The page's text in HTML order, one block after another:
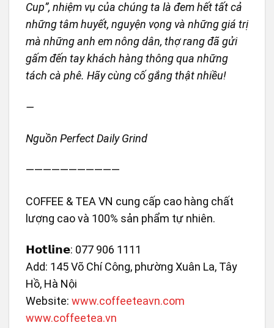
Cup”, nhiệm vụ của chúng ta là đem hết tất cả
những tâm huyết, nguyện vọng và những giá trị
mà những anh em nông dân, thợ rang đã gửi
gấm đến tay khách hàng thông qua những
tách cà phê. Hãy cùng cố gắng thật nhiều!
—
Nguồn Perfect Daily Grind
———————————
COFFEE & TEA VN cung cấp cao hàng chất
lượng cao và 100% sản phẩm tự nhiên.
𝗛𝗼𝘁𝗹𝗶𝗻𝗲: 077 906 1111
Add: 145 Võ Chí Công, phường Xuân La, Tây
Hồ, Hà Nội
Website: www.coffeeteavn.com
www.coffeetea.vn